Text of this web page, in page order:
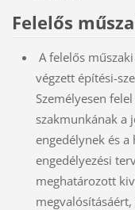
Felelős
A felelős
végzett építési-
Személyesen
szakmunkának a
engedélynek és
engedélyezési
meghatározott